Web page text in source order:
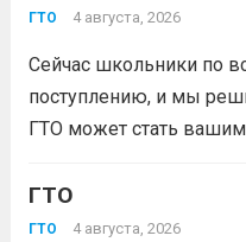
победители
Кузбасса.Состав
из...Читать дальше
ГТО 4 августа, 2026
Сейчас школьники по
поступлению, и мы
ГТО может стать
Многие университеты
баллы за
ГТО
ГТО 4 августа, 2026